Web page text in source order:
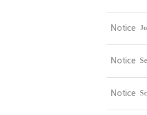
Notice
Notice
Notice